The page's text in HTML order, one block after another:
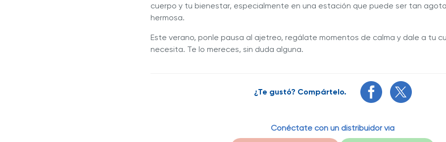
cuerpo y tu bienestar, especialmente en una estación que puede ser tan
hermosa.
Este verano, ponle pausa al ajetreo, regálate momentos de calma y dale a tu
necesita. Te lo mereces, sin duda alguna.
¿Te gustó? Compártelo.
Conéctate con un distribuidor vía